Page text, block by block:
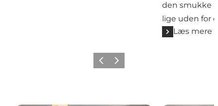
den smukke
lige uden for
Læs mere
ForrigeNæste